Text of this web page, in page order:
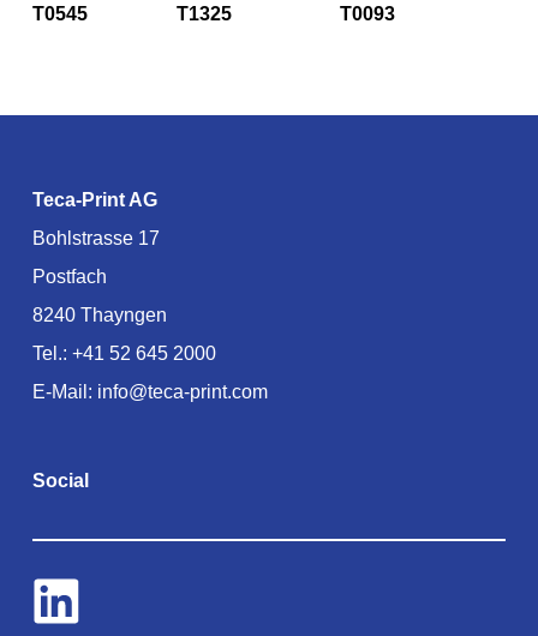
T0545 T1325 T0093
Teca-Print AG
Bohlstrasse 17
Postfach
8240 Thayngen
Tel.: +41 52 645 2000
E-Mail: info@teca-print.com
Social